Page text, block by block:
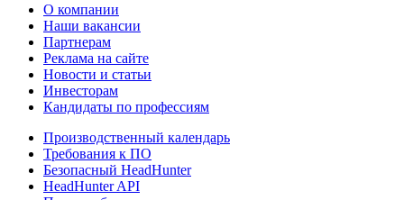
О компании
Наши вакансии
Партнерам
Реклама на сайте
Новости и статьи
Инвесторам
Кандидаты по профессиям
Производственный календарь
Требования к ПО
Безопасный HeadHunter
HeadHunter API